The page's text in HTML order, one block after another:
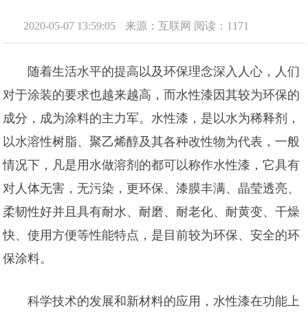
2020-05-07 13:59:05 来源：互联网 阅读：1171
随着生活水平的提高以及环保理念深入人心，人们
对于涂装的要求也越来越高，而水性漆因其较为环保的
成分，成为涂料的主力军。水性漆，是以水为稀释剂，
以水溶性树脂、聚乙烯醇及其各种改性物为代表，一般
情况下，凡是用水做溶剂的都可以称作水性漆，它具有
对人体无害，无污染，更环保、漆膜丰满、晶莹透亮、
柔韧性好并且具有耐水、耐磨、耐老化、耐黄变、干燥
快、使用方便等性能特点，是目前较为环保、安全的环
保涂料。
科学技术的发展和新材料的应用，水性漆在功能上